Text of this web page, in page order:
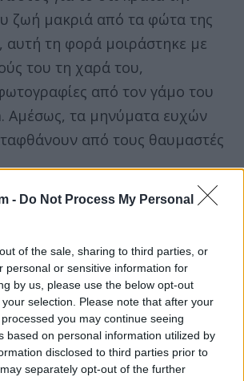
- Do Not Process My Personal
of the sale, sharing to third parties, or
personal or sensitive information for
by us, please use the below opt-out
selection. Please note that after your
you may continue seeing
based on personal information utilized by
disclosed to third parties prior to
separately opt-out of the further
ζωή μακριά από τα φώτα της
αυτή τη φορά μοιράστηκε με
του τη χαρά του,
από τον γάμο του
Αμέσως, τα μηνύματα ευχών
από τους θαυμαστές
πως έγινε σε δημαρχείο,
διακοσμημένο με λουλούδια,
φορούσε ένα γκρι κοστούμι
Στις φωτογραφίες, οι
από ευτυχία, κρατώντας
και χαμογελώντας ζεστά τόσο
της τελετής όσο και στο